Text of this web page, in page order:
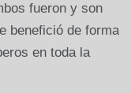
fueron y son
benefició de forma
en toda la